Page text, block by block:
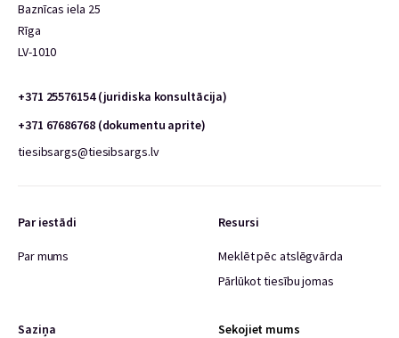
Baznīcas iela 25
Rīga
LV-1010
+371 25576154 (juridiska konsultācija)
+371 67686768 (dokumentu aprite)
tiesibsargs@tiesibsargs.lv
Par iestādi
Par mums
Resursi
Meklēt pēc atslēgvārda
Pārlūkot tiesību jomas
Saziņa Sekojiet mums